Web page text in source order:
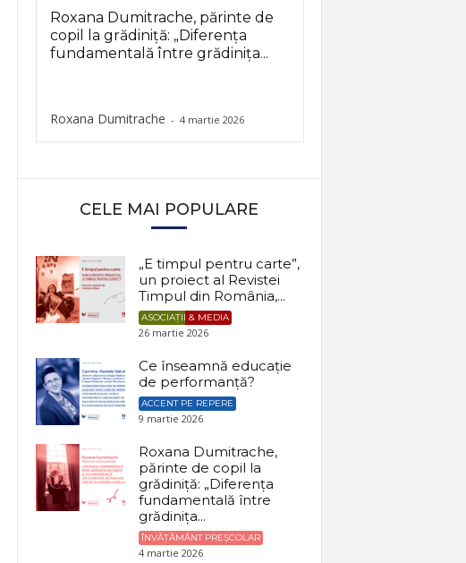
Roxana Dumitrache, părinte de
copil la grădiniță: „Diferența
fundamentală între grădinița...
Roxana Dumitrache - 4 martie 2026
CELE MAI POPULARE
„E timpul pentru carte”,
un proiect al Revistei
Timpul din România,...
ASOCIAȚII & MEDIA
26 martie 2026
Ce înseamnă educație
de performanță?
ACCENT PE REPERE
9 martie 2026
Roxana Dumitrache,
părinte de copil la
grădiniță: „Diferența
fundamentală între
grădinița...
ÎNVĂȚĂMÂNT PREȘCOLAR
4 martie 2026